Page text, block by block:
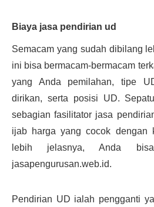
Biaya jasa pendirian ud
Semacam yang sudah dibilang
ini bisa bermacam-bermacam
yang Anda pemilahan, tipe
dirikan, serta posisi UD.
sebagian fasilitator jasa
ijab harga yang cocok dengan
lebih jelasnya, Anda
jasapengurusan.web.id.
Pendirian UD ialah pengganti